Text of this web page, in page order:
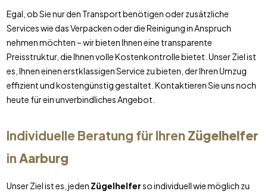
Egal, ob Sie nur den Transport benötigen oder zusätzliche
Services wie das Verpacken oder die Reinigung in Anspruch
nehmen möchten – wir bieten Ihnen eine transparente
Preisstruktur, die Ihnen volle Kostenkontrolle bietet. Unser Ziel ist
es, Ihnen einen erstklassigen Service zu bieten, der Ihren Umzug
effizient und kostengünstig gestaltet. Kontaktieren Sie uns noch
heute für ein unverbindliches Angebot.
Individuelle Beratung für Ihren Zügelhelfer
inAarburg
Unser Ziel ist es, jeden Zügelhelferso individuell wie möglich zu